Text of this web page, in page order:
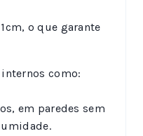
o que garante
como:
em paredes sem